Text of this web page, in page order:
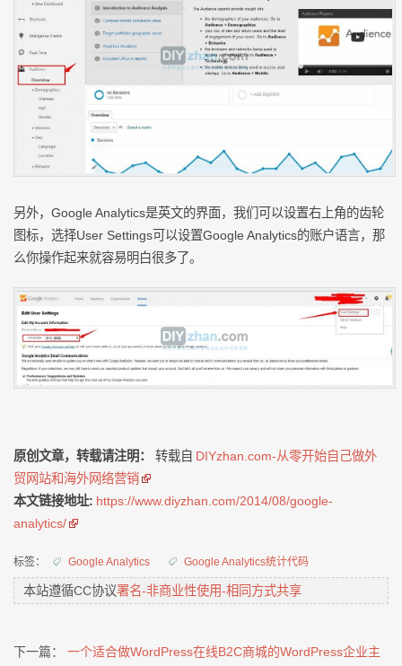
另外，Google Analytics是英文的界面，我们可以设置右上角的齿轮
图标，选择User Settings可以设置Google Analytics的账户语言，那
么你操作起来就容易明白很多了。
原创文章，转载请注明： 转载自 DIYzhan.com-从零开始自己做外
贸网站和海外网络营销
本文链接地址: https://www.diyzhan.com/2014/08/google-
analytics/
标签： Google Analytics Google Analytics统计代码
本站遵循CC协议署名-非商业性使用-相同方式共享
下一篇： 一个适合做WordPress在线B2C商城的WordPress企业主